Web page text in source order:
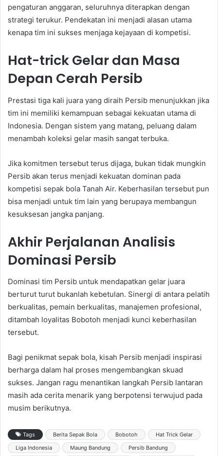
pengaturan anggaran, seluruhnya diterapkan dengan
strategi terukur. Pendekatan ini menjadi alasan utama
kenapa tim ini sukses menjaga kejayaan di kompetisi.
Hat-trick Gelar dan Masa
Depan Cerah Persib
Prestasi tiga kali juara yang diraih Persib menunjukkan jika
tim ini memiliki kemampuan sebagai kekuatan utama di
Indonesia. Dengan sistem yang matang, peluang dalam
menambah koleksi gelar masih sangat terbuka.
Jika komitmen tersebut terus dijaga, bukan tidak mungkin
Persib akan terus menjadi kekuatan dominan pada
kompetisi sepak bola Tanah Air. Keberhasilan tersebut pun
bisa menjadi untuk tim lain yang berupaya membangun
kesuksesan jangka panjang.
Akhir Perjalanan Analisis
Dominasi Persib
Dominasi tim Persib untuk mendapatkan gelar juara
berturut turut bukanlah kebetulan. Sinergi di antara pelatih
berkualitas, pemain berkualitas, manajemen profesional,
ditambah loyalitas Bobotoh menjadi kunci keberhasilan
tersebut.
Bagi penikmat sepak bola, kisah Persib menjadi inspirasi
berharga dalam hal proses mengembangkan skuad
sukses. Jangan ragu menantikan langkah Persib lantaran
masih ada cerita menarik yang berpotensi terwujud pada
musim berikutnya.
Tags Berita Sepak Bola Bobotoh
Hat Trick Gelar
Liga Indonesia
Maung Bandung
Persib Bandung